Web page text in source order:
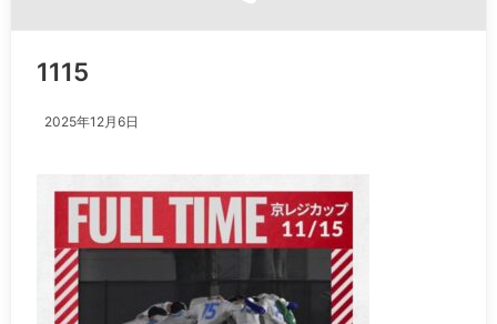
1115
2025年12月6日